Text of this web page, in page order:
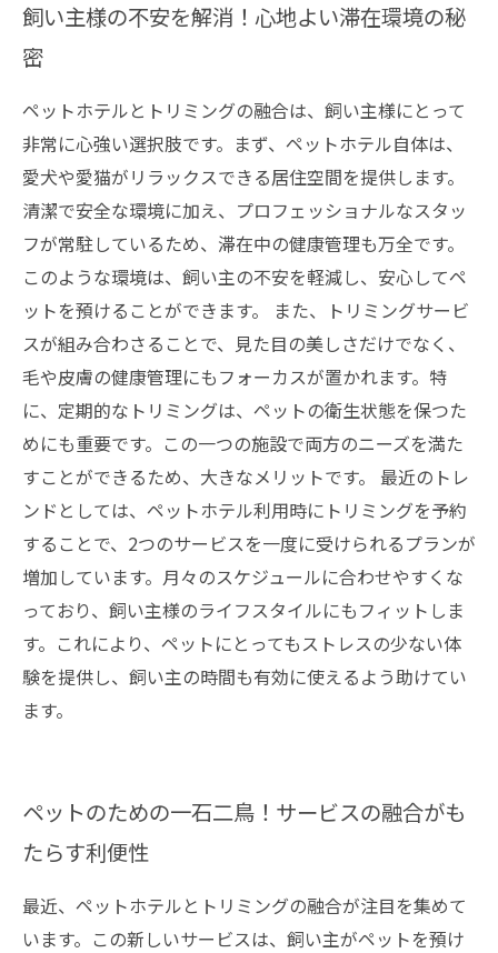
飼い主様の不安を解消！心地よい滞在環境の秘
密
ペットホテルとトリミングの融合は、飼い主様にとって
非常に心強い選択肢です。まず、ペットホテル自体は、
愛犬や愛猫がリラックスできる居住空間を提供します。
清潔で安全な環境に加え、プロフェッショナルなスタッ
フが常駐しているため、滞在中の健康管理も万全です。
このような環境は、飼い主の不安を軽減し、安心してペ
ットを預けることができます。 また、トリミングサービ
スが組み合わさることで、見た目の美しさだけでなく、
毛や皮膚の健康管理にもフォーカスが置かれます。特
に、定期的なトリミングは、ペットの衛生状態を保つた
めにも重要です。この一つの施設で両方のニーズを満た
すことができるため、大きなメリットです。 最近のトレ
ンドとしては、ペットホテル利用時にトリミングを予約
することで、2つのサービスを一度に受けられるプランが
増加しています。月々のスケジュールに合わせやすくな
っており、飼い主様のライフスタイルにもフィットしま
す。これにより、ペットにとってもストレスの少ない体
験を提供し、飼い主の時間も有効に使えるよう助けてい
ます。
ペットのための一石二鳥！サービスの融合がも
たらす利便性
最近、ペットホテルとトリミングの融合が注目を集めて
います。この新しいサービスは、飼い主がペットを預け